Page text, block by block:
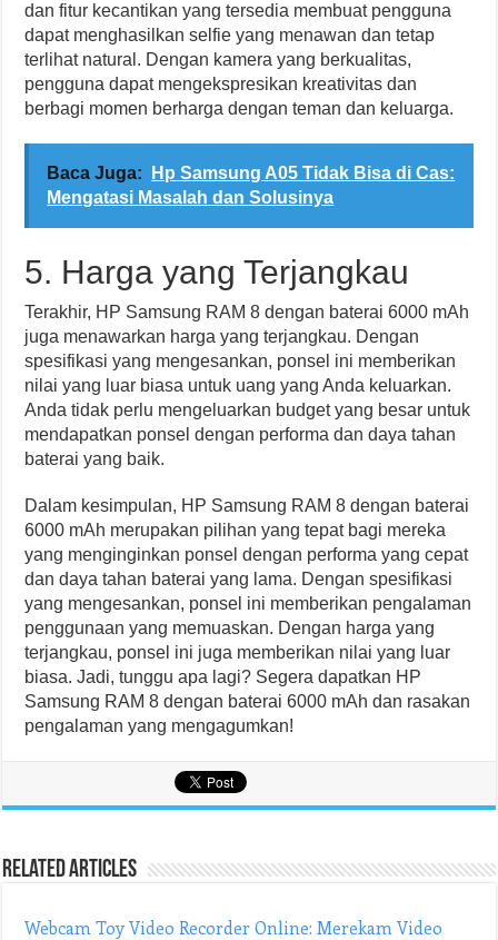
dan fitur kecantikan yang tersedia membuat pengguna
dapat menghasilkan selfie yang menawan dan tetap
terlihat natural. Dengan kamera yang berkualitas,
pengguna dapat mengekspresikan kreativitas dan
berbagi momen berharga dengan teman dan keluarga.
Baca Juga:
Hp Samsung A05 Tidak Bisa di Cas:
Mengatasi Masalah dan Solusinya
5. Harga yang Terjangkau
Terakhir, HP Samsung RAM 8 dengan baterai 6000 mAh
juga menawarkan harga yang terjangkau. Dengan
spesifikasi yang mengesankan, ponsel ini memberikan
nilai yang luar biasa untuk uang yang Anda keluarkan.
Anda tidak perlu mengeluarkan budget yang besar untuk
mendapatkan ponsel dengan performa dan daya tahan
baterai yang baik.
Dalam kesimpulan, HP Samsung RAM 8 dengan baterai
6000 mAh merupakan pilihan yang tepat bagi mereka
yang menginginkan ponsel dengan performa yang cepat
dan daya tahan baterai yang lama. Dengan spesifikasi
yang mengesankan, ponsel ini memberikan pengalaman
penggunaan yang memuaskan. Dengan harga yang
terjangkau, ponsel ini juga memberikan nilai yang luar
biasa. Jadi, tunggu apa lagi? Segera dapatkan HP
Samsung RAM 8 dengan baterai 6000 mAh dan rasakan
pengalaman yang mengagumkan!
Related Articles
Webcam Toy Video Recorder Online: Merekam Video